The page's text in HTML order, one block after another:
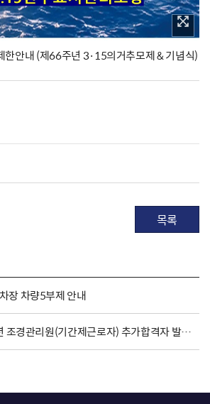
한안내 (제66주년 3·15의거추모제 & 기념식)
목록
장 차량5부제 안내
2026년 조경관리원(기간제근로자) 추가합격자 발표 및 채용서류 제출 안내